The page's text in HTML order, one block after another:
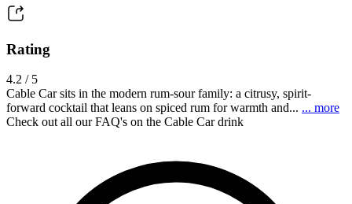
Rating
4.2 / 5
Cable Car sits in the modern rum-sour family: a citrusy, spirit-
forward cocktail that leans on spiced rum for warmth and... ... more
Check out all our FAQ's on the Cable Car drink